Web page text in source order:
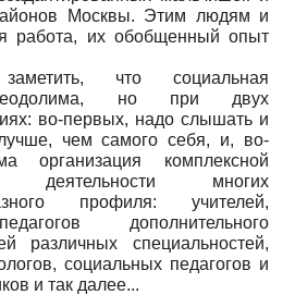
Москвы. Этим людям и
работа, их обобщенный опыт
что социальная
но при двух
во-первых, надо слышать и
чем самого себя, и, во-
организация комплексной
деятельности многих
профиля: учителей,
дополнительного
различных специальностей,
социальных педагогов и
и так далее...